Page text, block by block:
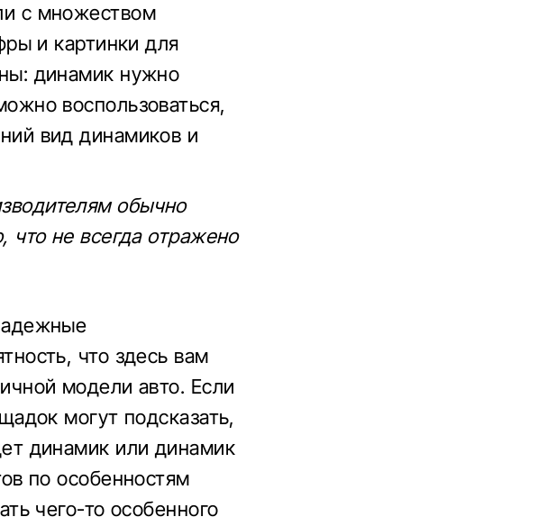
с множеством
и картинки для
динамик нужно
воспользоваться,
вид динамиков и
обычно
что не всегда отражено
что здесь вам
модели авто. Если
могут подсказать,
динамик или динамик
по особенностям
чего-то особенного